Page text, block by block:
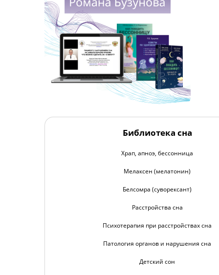
Библиотека сна
Храп, апноэ, бессонница
Мелаксен (мелатонин)
Белсомра (суворексант)
Расстройства сна
Психотерапия при расстройствах сна
Патология органов и нарушения сна
Детский сон